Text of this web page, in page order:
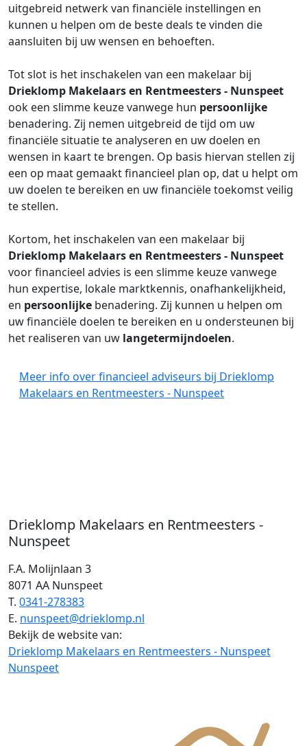
Drieklomp Makelaars en Rentmeesters -
Nunspeet
F.A. Molijnlaan 3
8071 AA Nunspeet
T. 0341-278383
E. nunspeet@drieklomp.nl
Bekijk de website van:
Drieklomp Makelaars en Rentmeesters - Nunspeet
Nunspeet
uitgebreid netwerk van financiële instellingen en
kunnen u helpen om de beste deals te vinden die
aansluiten bij uw wensen en behoeften.
Tot slot is het inschakelen van een makelaar bij
Drieklomp Makelaars en Rentmeesters - Nunspeet
ook een slimme keuze vanwege hun persoonlijke
benadering. Zij nemen uitgebreid de tijd om uw
financiële situatie te analyseren en uw doelen en
wensen in kaart te brengen. Op basis hiervan stellen zij
een op maat gemaakt financieel plan op, dat u helpt om
uw doelen te bereiken en uw financiële toekomst veilig
te stellen.
Kortom, het inschakelen van een makelaar bij
Drieklomp Makelaars en Rentmeesters - Nunspeet
voor financieel advies is een slimme keuze vanwege
hun expertise, lokale marktkennis, onafhankelijkheid,
en persoonlijke benadering. Zij kunnen u helpen om
uw financiële doelen te bereiken en u ondersteunen bij
het realiseren van uw langetermijndoelen.
Meer info over financieel adviseurs bij Drieklomp
Makelaars en Rentmeesters - Nunspeet